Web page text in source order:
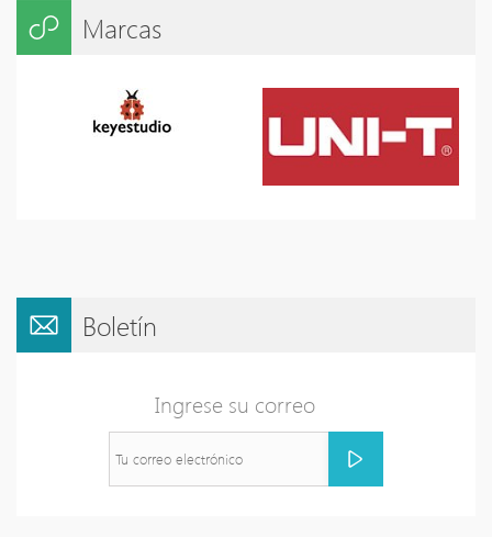
Marcas
Boletín
Ingrese su correo